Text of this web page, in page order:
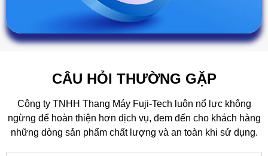
CÂU HỎI THƯỜNG GẶP
Công ty TNHH Thang Máy Fuji-Tech luôn nổ lực không
ngừng để hoàn thiện hơn dịch vụ, đem đến cho khách hàng
những dòng sản phẩm chất lượng và an toàn khi sử dụng.